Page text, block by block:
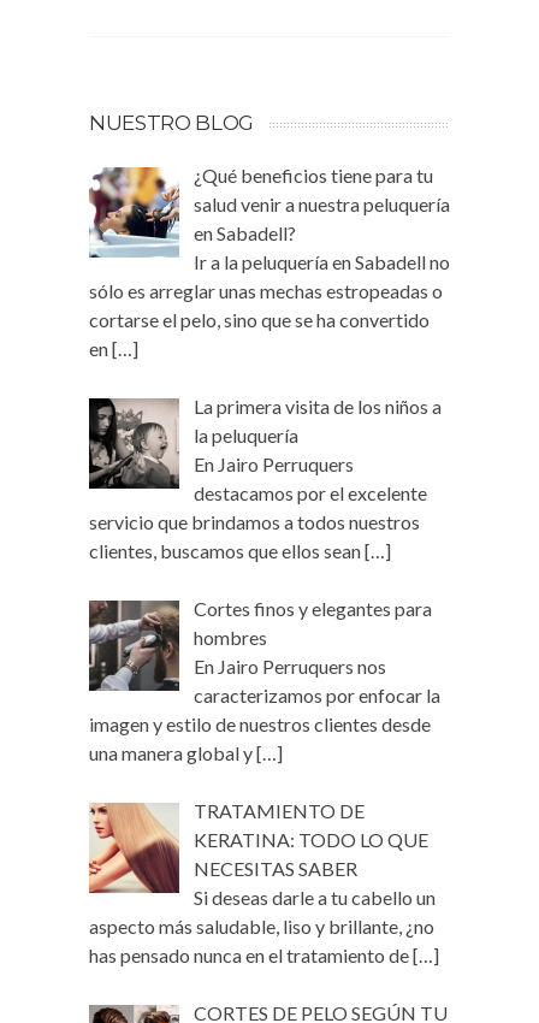
NUESTRO BLOG
¿Qué beneficios tiene para tu
salud venir a nuestra peluquería
en Sabadell?
Ir a la peluquería en Sabadell no
sólo es arreglar unas mechas estropeadas o
cortarse el pelo, sino que se ha convertido
en[…]
La primera visita de los niños a
la peluquería
En Jairo Perruquers
destacamos por el excelente
servicio que brindamos a todos nuestros
clientes, buscamos que ellos sean[…]
Cortes finos y elegantes para
hombres
En Jairo Perruquers nos
caracterizamos por enfocar la
imagen y estilo de nuestros clientes desde
una manera global y[…]
TRATAMIENTO DE
KERATINA: TODO LO QUE
NECESITAS SABER
Si deseas darle a tu cabello un
aspecto más saludable, liso y brillante, ¿no
has pensado nunca en el tratamiento de[…]
CORTES DE PELO SEGÚN TU